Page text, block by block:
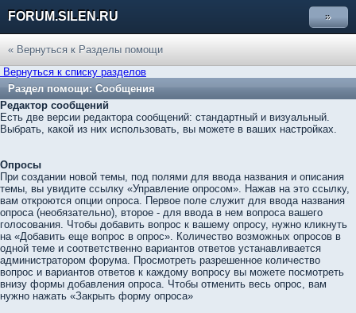
FORUM.SILEN.RU »
« Вернуться к Разделы помощи
Вернуться к списку разделов
Раздел помощи: Сообщения
Редактор сообщений
Есть две версии редактора сообщений: стандартный и визуальный.
Выбрать, какой из них использовать, вы можете в ваших настройках.
Опросы
При создании новой темы, под полями для ввода названия и описания
темы, вы увидите ссылку «Управление опросом». Нажав на это ссылку,
вам откроются опции опроса. Первое поле служит для ввода названия
опроса (необязательно), второе - для ввода в нем вопроса вашего
голосования. Чтобы добавить вопрос к вашему опросу, нужно кликнуть
на «Добавить еще вопрос в опрос». Количество возможных опросов в
одной теме и соответственно вариантов ответов устанавливается
администратором форума. Просмотреть разрешенное количество
вопрос и вариантов ответов к каждому вопросу вы можете посмотреть
внизу формы добавления опроса. Чтобы отменить весь опрос, вам
нужно нажать «Закрыть форму опроса»